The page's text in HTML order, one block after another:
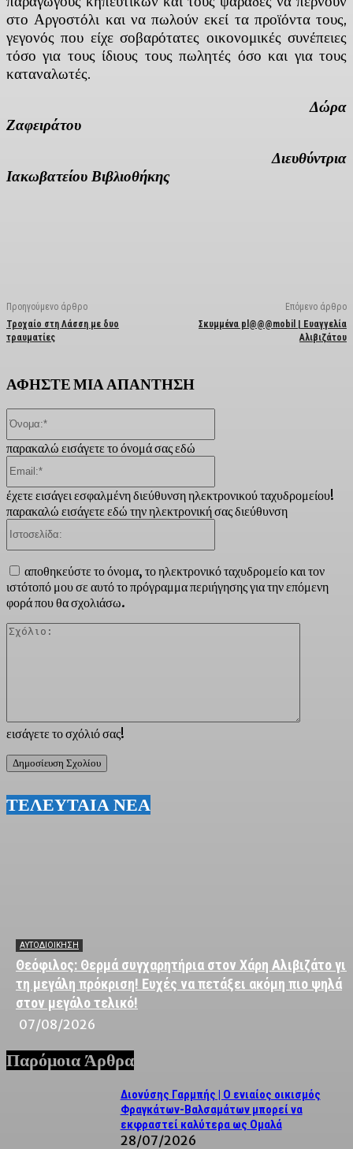
στο Αργοστόλι και να πωλούν εκεί τα προϊόντα τους,
γεγονός που είχε σοβαρότατες οικονομικές συνέπειες
τόσο για τους ίδιους τους πωλητές όσο και για τους
καταναλωτές.
Δώρα
Ζαφειράτου
Διευθύντρια
Ιακωβατείου Βιβλιοθήκης
Προηγούμενο άρθρο
Τροχαίο στη Λάσση με δυο
τραυματίες
Επόμενο άρθρο
Σκυμμένα pl@@@mobil | Ευαγγελία
Αλιβιζάτου
ΑΦΗΣΤΕ ΜΙΑ ΑΠΑΝΤΗΣΗ
εισάγετε το σχόλιό σας!
παρακαλώ εισάγετε το όνομά σας εδώ
έχετε εισάγει εσφαλμένη διεύθυνση ηλεκτρονικού ταχυδρομείου!
παρακαλώ εισάγετε εδώ την ηλεκτρονική σας διεύθυνση
αποθηκεύστε το όνομα, το ηλεκτρονικό ταχυδρομείο και τον
ιστότοπό μου σε αυτό το πρόγραμμα περιήγησης για την επόμενη
φορά που θα σχολιάσω.
ΤΕΛΕΥΤΑΙΑ ΝΕΑ
ΑΥΤΟΔΙΟΙΚΗΣΗ
Θεόφιλος: Θερμά συγχαρητήρια στον Χάρη Αλιβιζάτο για
τη μεγάλη πρόκριση! Ευχές να πετάξει ακόμη πιο ψηλά
στον μεγάλο τελικό!
07/08/2026
Παρόμοια Άρθρα
Διονύσης Γαρμπής | Ο ενιαίος οικισμός
Φραγκάτων-Βαλσαμάτων μπορεί να
εκφραστεί καλύτερα ως Ομαλά
28/07/2026